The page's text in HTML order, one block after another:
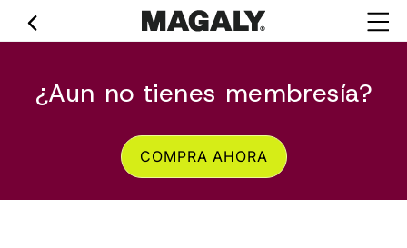
directamente
al contenido
¿Aun no tienes membresía?
COMPRA AHORA